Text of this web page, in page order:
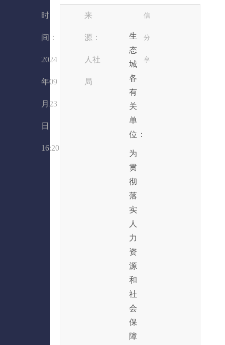
时
间：
2024
年09
月23
日
16:20
来
源：
人社
局
信
分
享
生
态
城
各
有
关
单
位：
为
贯
彻
落
实
人
力
资
源
和
社
会
保
障